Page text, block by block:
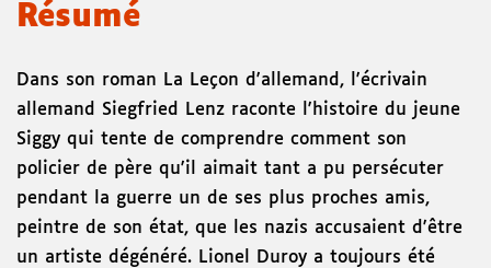
Résumé
Dans son roman La Leçon d'allemand, l'écrivain
allemand Siegfried Lenz raconte l'histoire du jeune
Siggy qui tente de comprendre comment son
policier de père qu'il aimait tant a pu persécuter
pendant la guerre un de ses plus proches amis,
peintre de son état, que les nazis accusaient d'être
un artiste dégénéré. Lionel Duroy a toujours été